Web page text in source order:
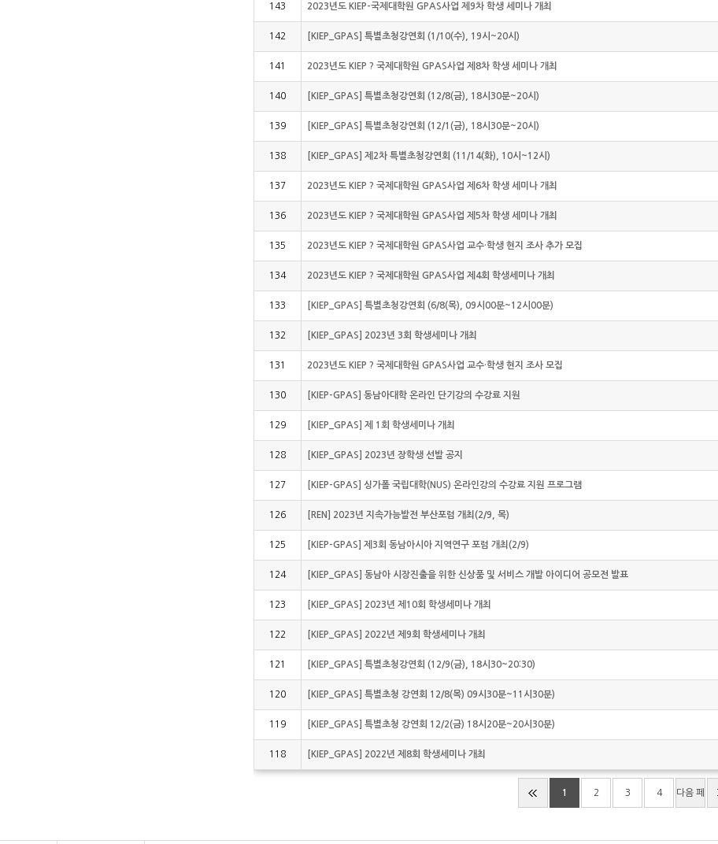
143 2023년도 KIEP-국제대학원 GPAS사업 제9차 학생 세미나 개최
142 [KIEP_GPAS] 특별초청강연회 (1/10(수), 19시~20시)
141 2023년도 KIEP ? 국제대학원 GPAS사업 제8차 학생 세미나 개최
140 [KIEP_GPAS] 특별초청강연회 (12/8(금), 18시30분~20시)
139 [KIEP_GPAS] 특별초청강연회 (12/1(금), 18시30분~20시)
138 [KIEP_GPAS] 제2차 특별초청강연회 (11/14(화), 10시~12시)
137 2023년도 KIEP ? 국제대학원 GPAS사업 제6차 학생 세미나 개최
136 2023년도 KIEP ? 국제대학원 GPAS사업 제5차 학생 세미나 개최
135 2023년도 KIEP ? 국제대학원 GPAS사업 교수·학생 현지 조사 추가 모집
134 2023년도 KIEP ? 국제대학원 GPAS사업 제4회 학생세미나 개최
133 [KIEP_GPAS] 특별초청강연회 (6/8(목), 09시00분~12시00분)
132 [KIEP_GPAS] 2023년 3회 학생세미나 개최
131 2023년도 KIEP ? 국제대학원 GPAS사업 교수·학생 현지 조사 모집
130 [KIEP-GPAS] 동남아대학 온라인 단기강의 수강료 지원
129 [KIEP_GPAS] 제 1회 학생세미나 개최
128 [KIEP_GPAS] 2023년 장학생 선발 공지
127 [KIEP-GPAS] 싱가폴 국립대학(NUS) 온라인강의 수강료 지원 프로그램
126 [REN] 2023년 지속가능발전 부산포럼 개최(2/9, 목)
125 [KIEP-GPAS] 제3회 동남아시아 지역연구 포럼 개최(2/9)
124 [KIEP_GPAS] 동남아 시장진출을 위한 신상품 및 서비스 개발 아이디어 공모전 발표
123 [KIEP_GPAS] 2023년 제10회 학생세미나 개최
122 [KIEP_GPAS] 2022년 제9회 학생세미나 개최
121 [KIEP_GPAS] 특별초청강연회 (12/9(금), 18시30~20:30)
120 [KIEP_GPAS] 특별초청 강연회 12/8(목) 09시30분~11시30분)
119 [KIEP_GPAS] 특별초청 강연회 12/2(금) 18시20분~20시30분)
118 [KIEP_GPAS] 2022년 제8회 학생세미나 개최
1 2 3 4 다음 페